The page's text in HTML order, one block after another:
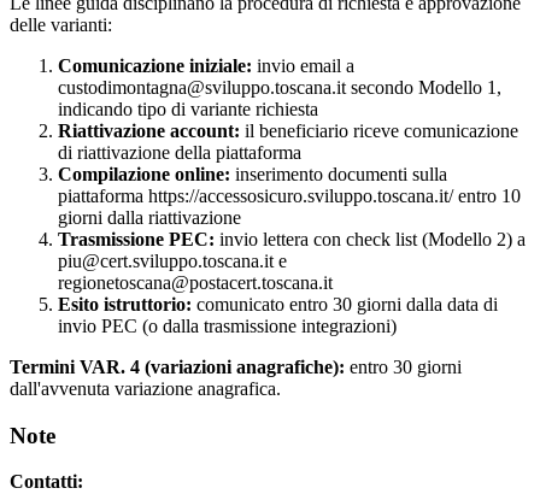
delle varianti:
Comunicazione iniziale: invio email a
custodimontagna@sviluppo.toscana.it secondo Modello 1,
indicando tipo di variante richiesta
Riattivazione account: il beneficiario riceve comunicazione
di riattivazione della piattaforma
Compilazione online: inserimento documenti sulla
piattaforma https://accessosicuro.sviluppo.toscana.it/ entro 10
giorni dalla riattivazione
Trasmissione PEC: invio lettera con check list (Modello 2) a
piu@cert.sviluppo.toscana.it e
regionetoscana@postacert.toscana.it
Esito istruttorio: comunicato entro 30 giorni dalla data di
invio PEC (o dalla trasmissione integrazioni)
Termini VAR. 4 (variazioni anagrafiche): entro 30 giorni
dall'avvenuta variazione anagrafica.
Note
Contatti: